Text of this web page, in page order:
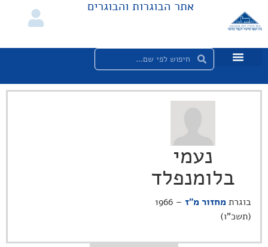
אתר הבוגרות והבוגרים
נעמי
בלומנפלד
בוגרתמחזור מ"ז
– 1966
(תשכ"ו)